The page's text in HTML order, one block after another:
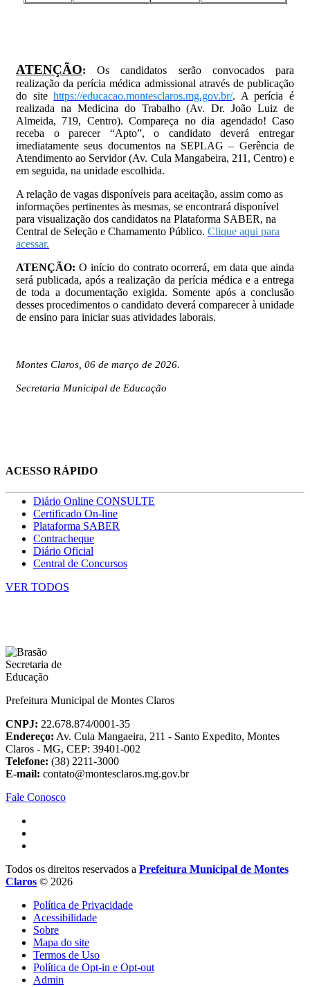
ATENÇÃO: Os candidatos serão convocados para
realização da perícia médica admissional através de publicação
do sitehttps://educacao.montesclaros.mg.gov.br/. A perícia é
realizada na Medicina do Trabalho (Av. Dr. João Luiz de
Almeida, 719, Centro). Compareça no dia agendado! Caso
receba o parecer “Apto”, o candidato deverá entregar
imediatamente seus documentos na SEPLAG – Gerência de
Atendimento ao Servidor (Av. Cula Mangabeira, 211, Centro) e
em seguida, na unidade escolhida.
A relação de vagas disponíveis para aceitação, assim como as
informações pertinentes às mesmas, se encontrará disponível
para visualização dos candidatos na Plataforma SABER, na
Central de Seleção e Chamamento Público. Clique aqui para
acessar.
ATENÇÃO: O início do contrato ocorrerá, em data que ainda
será publicada, após a realização da perícia médica e a entrega
de toda a documentação exigida. Somente após a conclusão
desses procedimentos o candidato deverá comparecer à unidade
de ensino para iniciar suas atividades laborais.
Montes Claros, 06 de março de 2026.
Secretaria Municipal de Educação
ACESSO RÁPIDO
Diário Online CONSULTE
Certificado On-line
Plataforma SABER
Contracheque
Diário Oficial
Central de Concursos
VER TODOS
Prefeitura Municipal de Montes Claros
CNPJ: 22.678.874/0001-35
Endereço: Av. Cula Mangaeira, 211 - Santo Expedito, Montes
Claros - MG, CEP: 39401-002
Telefone: (38) 2211-3000
E-mail: contato@montesclaros.mg.gov.br
Fale Conosco
Todos os direitos reservados a Prefeitura Municipal de Montes
Claros © 2026
Política de Privacidade
Acessibilidade
Sobre
Mapa do site
Termos de Uso
Política de Opt-in e Opt-out
Admin